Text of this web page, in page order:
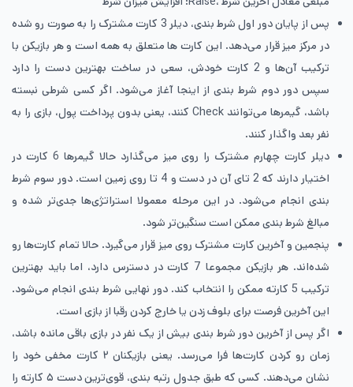
​پس از پایان دور اول شرط بندی، دیلر 3 کارت مشترک را به صورت رو شده
در مرکز میز قرار می‌دهد. این کارت ها متعلق به همه است و هر بازیکن با
ترکیب آن‌ها و 2 کارت خودش، سعی در ساخت بهترین دست را دارد
سپس دور دوم شرط بندی از اینجا آغاز می‌شود. اگر کسی شرطی نبسته
باشد، گیمرها می‌توانند Check کنند، یعنی بدون پرداخت پول، بازی را به
نفر بعد واگذار کنند.
​دیلر کارت چهارم مشترک را روی میز می‌گذارد حالا گیمرها 6 کارت در
اختیار دارند که 2 تای آن در دست و 4 تا روی زمین است. دور سوم شرط
‌بندی انجام می‌شود. در این مرحله معمولا استراتژی‌ها جدی‌تر شده و
مبالغ شرط بندی ممکن است سنگین‌تر شود.
​پنجمین و آخرین کارت مشترک روی میز قرار می‌گیرد. حالا تمام کارت‌ها رو
شده‌اند. هر بازیکن مجموعا 7 کارت در دسترس دارد، اما باید بهترین
ترکیب 5 کارته ممکن را انتخاب کند. دور نهایی شرط‌ بندی انجام می‌شود.
این آخرین فرصت برای بلوف زدن یا خارج کردن رقبا از بازی است.
​اگر پس از آخرین دور شرط بندی بیش از یک نفر در بازی باقی مانده باشد،
زمان رو کردن کارت‌ها فرا می‌رسد. یعنی بازیکنان ۲ کارت مخفی خود را
نشان می‌دهند. کسی که طبق جدول رتبه ‌بندی، قوی‌ترین دست ۵ کارته را